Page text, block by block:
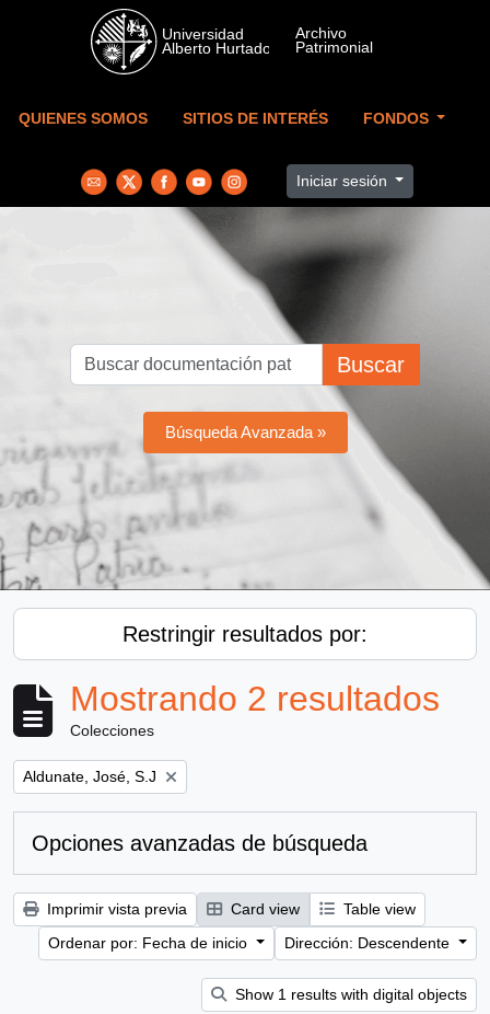
Skip to main content
QUIENES SOMOS SITIOS DE INTERÉS FONDOS
Iniciar sesión
Buscar
Búsqueda Avanzada »
Restringir resultados por:
Mostrando 2 resultados
Colecciones
Remove filter:
Aldunate, José, S.J
Opciones avanzadas de búsqueda
Imprimir vista previa Card view
Table view
Ordenar por: Fecha de inicio
Dirección: Descendente
Show 1 results with digital objects